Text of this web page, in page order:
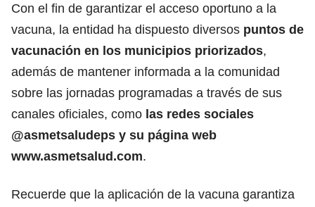
Con el fin de garantizar el acceso oportuno a la
vacuna, la entidad ha dispuesto diversos puntos de
vacunación en los municipios priorizados,
además de mantener informada a la comunidad
sobre las jornadas programadas a través de sus
canales oficiales, como las redes sociales
@asmetsaludeps y su página web
www.asmetsalud.com.
Recuerde que la aplicación de la vacuna garantiza